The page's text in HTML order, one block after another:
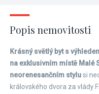
Popis nemovitosti
Krásný světlý byt s
na exklusivním místě Malé
neorenesančním stylusi
královského dvora za vlády